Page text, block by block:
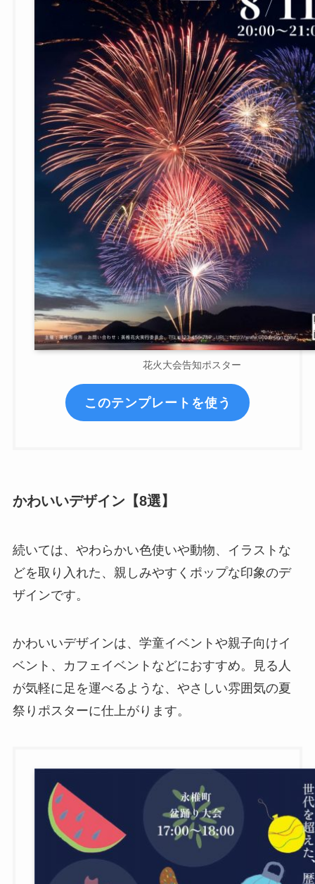
花火大会告知ポスター
このテンプレートを使う
かわいいデザイン【8選】
続いては、やわらかい色使いや動物、イラストな
どを取り入れた、親しみやすくポップな印象のデ
ザインです。
かわいいデザインは、学童イベントや親子向けイ
ベント、カフェイベントなどにおすすめ。見る人
が気軽に足を運べるような、やさしい雰囲気の夏
祭りポスターに仕上がります。